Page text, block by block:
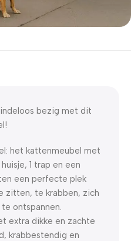
bezig met dit
het kattenmeubel met
1 trap en een
een perfecte plek
zitten, te krabben, zich
ontspannen.
extra dikke en zachte
krabbestendig en